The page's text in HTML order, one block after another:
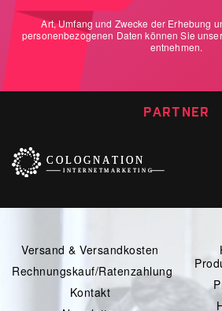
Art, Umfang und Zwecke der Erhebung
personenbezogenen Daten können Sie
entnehmen.
PARTNER
Versand & Versandkosten
Rechnungskauf/Ratenzahlung
Kontakt